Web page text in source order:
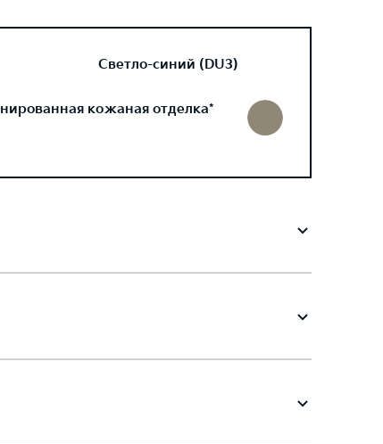
Светло-синий (DU3)
кожаная отделка*